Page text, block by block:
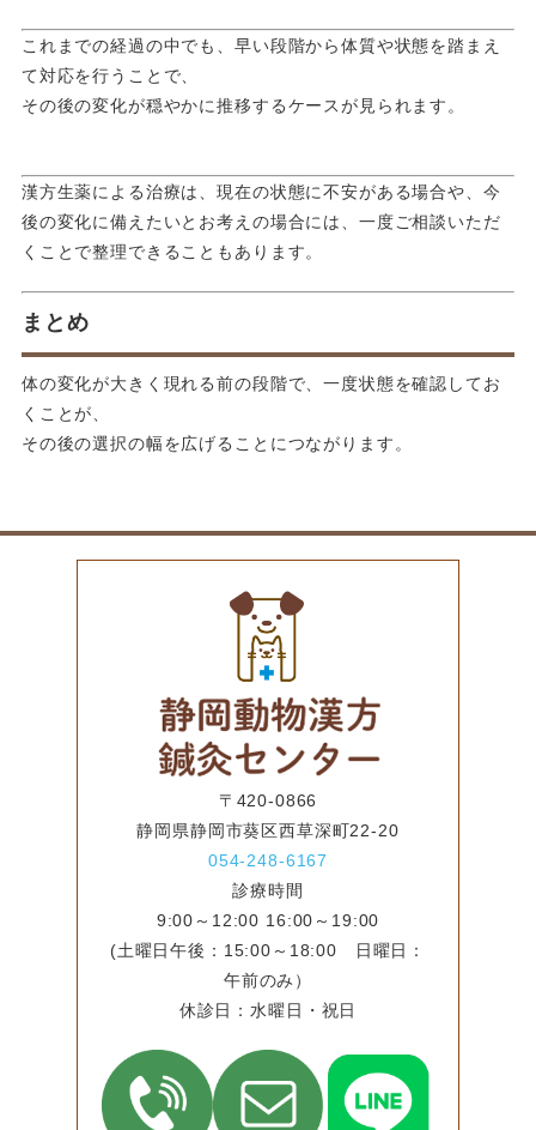
これまでの経過の中でも、早い段階から体質や状態を踏まえ
て対応を行うことで、
その後の変化が穏やかに推移するケースが見られます。
漢方生薬による治療は、現在の状態に不安がある場合や、今
後の変化に備えたいとお考えの場合には、一度ご相談いただ
くことで整理できることもあります。
まとめ
体の変化が大きく現れる前の段階で、一度状態を確認してお
くことが、
その後の選択の幅を広げることにつながります。
〒420-0866
静岡県静岡市葵区西草深町22-20
054-248-6167
診療時間
9:00～12:00 16:00～19:00
(土曜日午後：15:00～18:00 日曜日：
午前のみ）
休診日：水曜日・祝日